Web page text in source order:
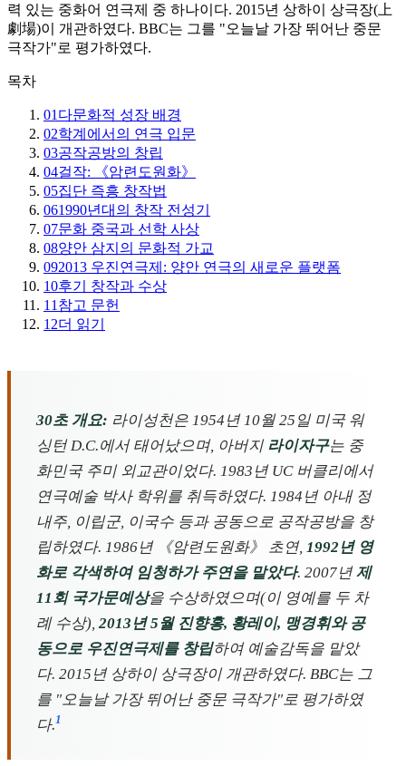
력 있는 중화어 연극제 중 하나이다. 2015년 상하이 상극장(上
劇場)이 개관하였다. BBC는 그를 "오늘날 가장 뛰어난 중문
극작가"로 평가하였다.
목차
01 다문화적 성장 배경
02학계에서의 연극 입문
03공작공방의 창립
04걸작: 《암련도원화》
05집단 즉흥 창작법
061990년대의 창작 전성기
07문화 중국과 선학 사상
08양안 삼지의 문화적 가교
092013 우진연극제: 양안 연극의 새로운 플랫폼
10후기 창작과 수상
11 참고 문헌
12더 읽기
30초 개요: 라이성천은 1954년 10월 25일 미국 워
싱턴 D.C.에서 태어났으며, 아버지 라이자구는 중
화민국 주미 외교관이었다. 1983년 UC 버클리에서
연극예술 박사 학위를 취득하였다. 1984년 아내 정
내주, 이립군, 이국수 등과 공동으로 공작공방을 창
립하였다. 1986년 《암련도원화》 초연, 1992년 영
화로 각색하여 임청하가 주연을 맡았다. 2007년제
11회 국가문예상을 수상하였으며(이 영예를 두 차
례 수상),2013년 5월 진향홍, 황레이, 맹경휘와 공
동으로 우진연극제를 창립하여 예술감독을 맡았
다. 2015년 상하이 상극장이 개관하였다. BBC는 그
를 "오늘날 가장 뛰어난 중문 극작가"로 평가하였
다.1